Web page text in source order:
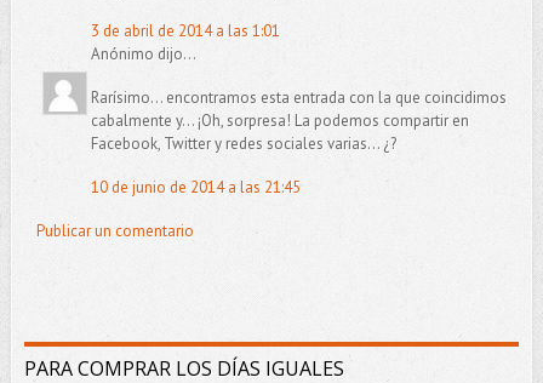
3 de abril de 2014 a las 1:01
Anónimo dijo...
Rarísimo... encontramos esta entrada con la que coincidimos
cabalmente y... ¡Oh, sorpresa! La podemos compartir en
Facebook, Twitter y redes sociales varias... ¿?
10 de junio de 2014 a las 21:45
Publicar un comentario
PARA COMPRAR LOS DÍAS IGUALES